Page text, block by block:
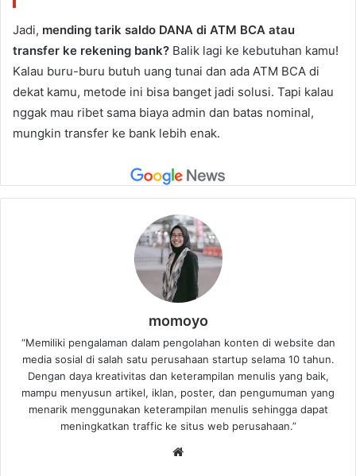
Jadi, mending tarik saldo DANA di ATM BCA atau
transfer ke rekening bank? Balik lagi ke kebutuhan kamu!
Kalau buru-buru butuh uang tunai dan ada ATM BCA di
dekat kamu, metode ini bisa banget jadi solusi. Tapi kalau
nggak mau ribet sama biaya admin dan batas nominal,
mungkin transfer ke bank lebih enak.
momoyo
“Memiliki pengalaman dalam pengolahan konten di website dan
media sosial di salah satu perusahaan startup selama 10 tahun.
Dengan daya kreativitas dan keterampilan menulis yang baik,
mampu menyusun artikel, iklan, poster, dan pengumuman yang
menarik menggunakan keterampilan menulis sehingga dapat
meningkatkan traffic ke situs web perusahaan.”